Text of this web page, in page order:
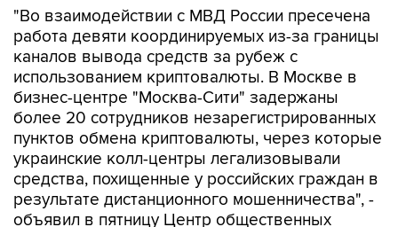
"Во взаимодействии с МВД России пресечена
работа девяти координируемых из-за границы
каналов вывода средств за рубеж с
использованием криптовалюты. В Москве в
бизнес-центре "Москва-Сити" задержаны
более 20 сотрудников незарегистрированных
пунктов обмена криптовалюты, через которые
украинские колл-центры легализовывали
средства, похищенные у российских граждан в
результате дистанционного мошенничества", -
объявил в пятницу Центр общественных